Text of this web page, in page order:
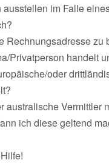
ausstellen im Falle
Rechnungsadresse zu
Privatperson handelt
oder
australische Vermittler
ich diese geltend